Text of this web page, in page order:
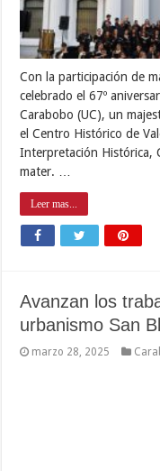
Con la participación de
celebrado el 67º
Carabobo (UC), un
el Centro Histórico de
Interpretación Histórica,
mater. …
Leer mas...
Avanzan los
urbanismo San
marzo 28, 2025